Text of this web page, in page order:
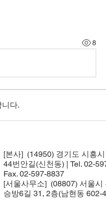
8
다.
[본사] (14950) 경기도 시흥
44번안길(신천동) | Tel. 02-
Fax. 02-597-8837
[서울사무소] (08807) 서울시
승방6길 31, 2층(남현동 602-